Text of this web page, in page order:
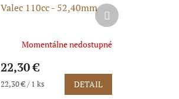
Valec 110cc - 52,40mm
Momentálne nedostupné
22,30 €
Jednotková
22,30 € / 1 ks DETAIL
Ďalší
produkt